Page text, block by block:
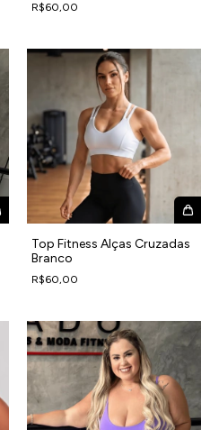
R$60,00
Top Fitness Alças Cruzadas
Branco
R$60,00